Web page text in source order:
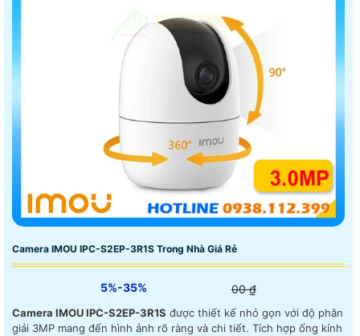
Camera IMOU IPC-S2EP-3R1S Trong Nhà Giá Rẻ
5%-35% 00 ₫
Camera IMOU IPC-S2EP-3R1S được thiết kế nhỏ gọn với độ phân
giải 3MP mang đến hình ảnh rõ ràng và chi tiết. Tích hợp ống kính